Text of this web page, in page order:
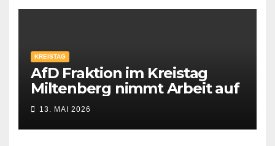
KREISTAG
AfD Fraktion im Kreistag
Miltenberg nimmt Arbeit auf
13. MAI 2026